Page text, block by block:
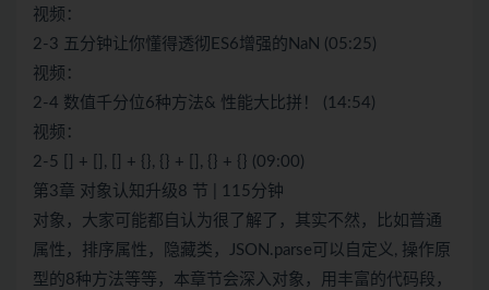
视频：
2-3 五分钟让你懂得透彻ES6增强的NaN (05:25)
视频：
2-4 数值千分位6种方法& 性能大比拼！ (14:54)
视频：
2-5 [] + [], [] + {}, {} + [], {} + {} (09:00)
第3章 对象认知升级8 节 | 115分钟
对象，大家可能都自认为很了解了，其实不然，比如普通
属性，排序属性，隐藏类，JSON.parse可以自定义, 操作原
型的8种方法等等，本章节会深入对象，用丰富的代码段，